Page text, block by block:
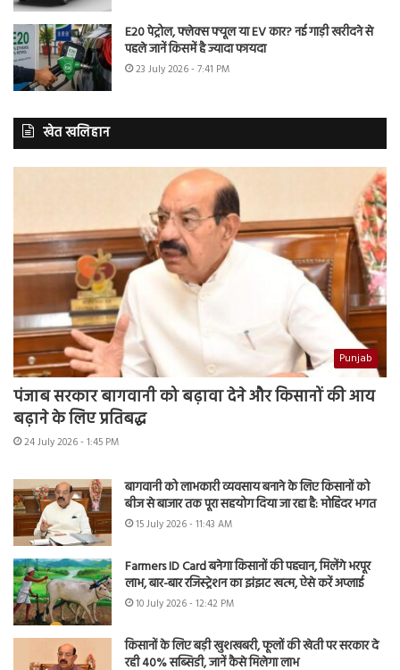
E20 पेट्रोल, फ्लेक्स फ्यूल या EV कार? नई गाड़ी खरीदने से
पहले जानें किसमें है ज्यादा फायदा
23 July 2026 - 7:41 PM
खेत खलिहान
Punjab
पंजाब सरकार बागवानी को बढ़ावा देने और किसानों की आय
बढ़ाने के लिए प्रतिबद्ध
24 July 2026 - 1:45 PM
बागवानी को लाभकारी व्यवसाय बनाने के लिए किसानों को
बीज से बाजार तक पूरा सहयोग दिया जा रहा है: मोहिंदर भगत
15 July 2026 - 11:43 AM
Farmers ID Card बनेगा किसानों की पहचान, मिलेंगे भरपूर
लाभ, बार-बार रजिस्ट्रेशन का झंझट खत्म, ऐसे करें अप्लाई
10 July 2026 - 12:42 PM
किसानों के लिए बड़ी खुशखबरी, फूलों की खेती पर सरकार दे
रही 40% सब्सिडी, जानें कैसे मिलेगा लाभ